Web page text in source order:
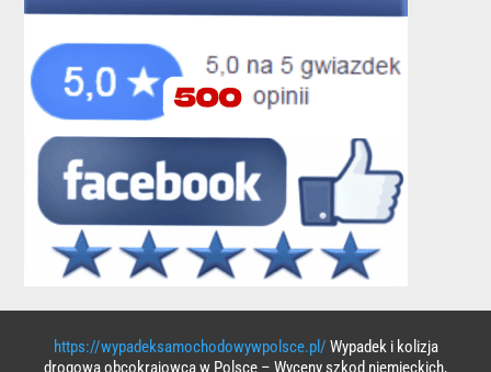
https://wypadeksamochodowywpolsce.pl/ Wypadek i kolizja
drogowa obcokrajowca w Polsce – Wyceny szkod niemieckich,